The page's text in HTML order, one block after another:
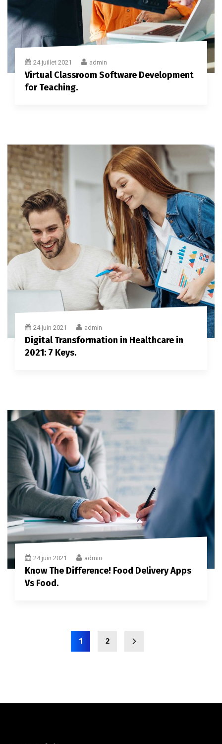
24 juillet 2021 admin
Virtual Classroom Software Development
for Teaching.
24 juin 2021 admin
Digital Transformation in Healthcare in
2021: 7 Keys.
24 juin 2021 admin
Know The Difference! Food Delivery Apps
Vs Food.
1 2